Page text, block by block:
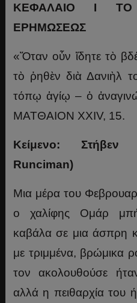
ΚΕΦΑΛΑΙΟ Ι
ΕΡΗΜΩΣΕΩΣ
«Ὅταν οὖν ἴδητε τὸ
τὸ ῥηθὲν διὰ Δανιὴλ
τόπῳ ἁγίῳ – ὁ
ΜΑΤΘΑΙΟΝ XXIV, 15.
Κείμενο: Στήβεν
Runciman)
Μια μέρα του
ο χαλίφης Ομάρ
καβάλα σε μια άσπρη
με τριμμένα, βρώμικα
τον ακολουθούσε
αλλά η πειθαρχία του